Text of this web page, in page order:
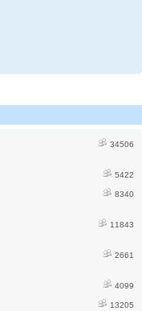
34506
5422
8340
11843
2661
4099
13205